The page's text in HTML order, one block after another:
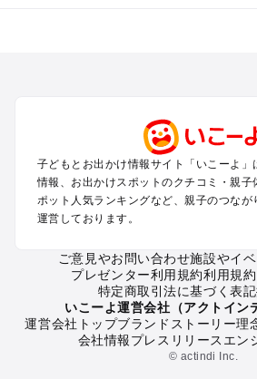
関西のプールおでかけ
中国･四国のプールおでかけ
九州･沖縄のプールおでかけ
定番お出かけスポット
牧場
子どもとお出かけ情報サイト「いこーよ」
情報、お出かけスポットのクチコミ・親子
ポット人気ランキングなど、親子のつなが
運営しております。
ご意見やお問い合わせ施設やイ
プレゼンター利用規約利用規約
特定商取引法に基づく表記
いこーよ運営会社（アクトイン
運営会社トップブランドストーリー理
会社情報プレスリリース エン
© actindi Inc.